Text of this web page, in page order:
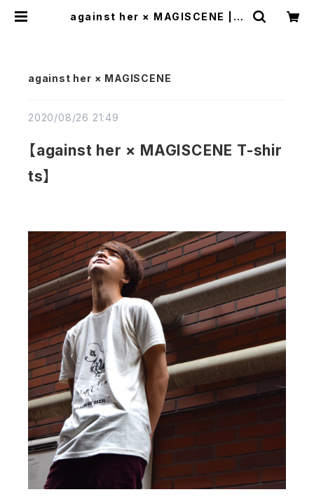
against her × MAGISCENE | a
against her × MAGISCENE
2020/08/26 21:49
【against her × MAGISCENE T-shir
ts】